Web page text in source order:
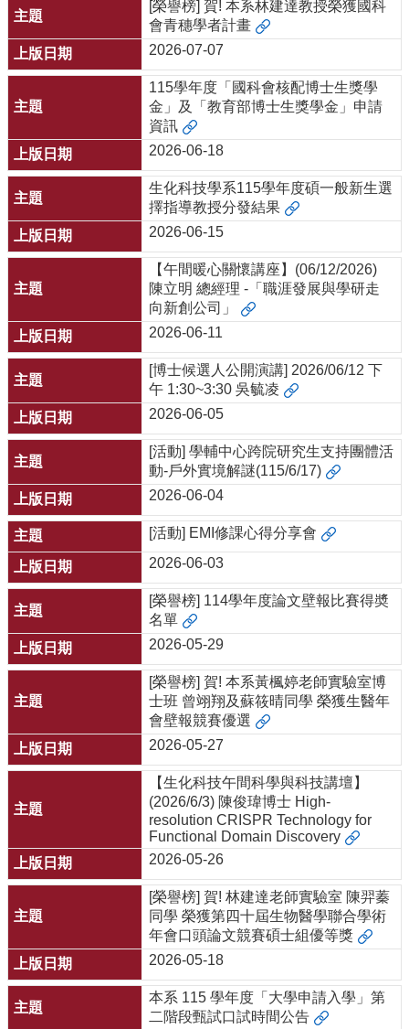
款
專
首
頁
臺
大
首
頁
科
首
頁
網
站
導
覽
聯
絡
資
訊
English
公
佈
欄
學
系
介
系
所
師
中
生
專
區
學
部
碩
[榮譽榜] 賀! 本系林建達教授榮獲國科
會青穗學者計畫
2026-07-07
115學年度「國科會核配博士生獎學
金」及「教育部博士生獎學金」申請
資訊
2026-06-18
生化科技學系115學年度碩一般新生選
擇指導教授分發結果
2026-06-15
【午間暖心關懷講座】(06/12/2026)
陳立明 總經理 -「職涯發展與學研走
向新創公司」
2026-06-11
[博士候選人公開演講] 2026/06/12 下
午 1:30~3:30 吳毓凌
2026-06-05
[活動] 學輔中心跨院研究生支持團體活
動-戶外實境解謎(115/6/17)
2026-06-04
[活動] EMI修課心得分享會
2026-06-03
[榮譽榜] 114學年度論文壁報比賽得奬
名單
2026-05-29
[榮譽榜] 賀! 本系黃楓婷老師實驗室博
士班 曾翊翔及蘇筱晴同學 榮獲生醫年
會壁報競賽優選
2026-05-27
【生化科技午間科學與科技講壇】
(2026/6/3) 陳俊瑋博士 High-
resolution CRISPR Technology for
Functional Domain Discovery
2026-05-26
[榮譽榜] 賀! 林建達老師實驗室 陳羿蓁
同學 榮獲第四十屆生物醫學聯合學術
年會口頭論文競賽碩士組優等獎
2026-05-18
本系 115 學年度「大學申請入學」第
二階段甄試口試時間公告